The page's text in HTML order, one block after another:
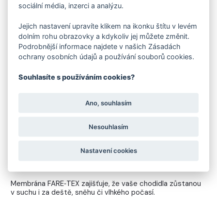
MEMBRÁNA FARE-TEX
NEPROMOKAVÁ
Membrána FARE‑TEX zajišťuje, že vaše chodidla zůstanou
v suchu i za deště, sněhu či vlhkého počasí.
sociální média, inzerci a analýzu.
Jejich nastavení upravíte klikem na ikonku štítu v levém
dolním rohu obrazovky a kdykoliv jej můžete změnit.
Podrobnější informace najdete v našich Zásadách
ochrany osobních údajů a používání souborů cookies.
Souhlasíte s používáním cookies?
Ano, souhlasím
Nesouhlasím
Nastavení cookies